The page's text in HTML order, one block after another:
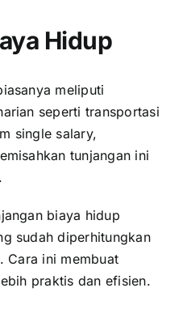
Hidup
meliputi
seperti transportasi
single salary,
tunjangan ini
biaya hidup
sudah diperhitungkan
Cara ini membuat
praktis dan efisien.